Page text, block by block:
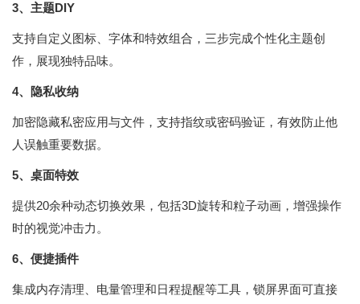
3、主题DIY
支持自定义图标、字体和特效组合，三步完成个性化主题创
作，展现独特品味。
4、隐私收纳
加密隐藏私密应用与文件，支持指纹或密码验证，有效防止他
人误触重要数据。
5、桌面特效
提供20余种动态切换效果，包括3D旋转和粒子动画，增强操作
时的视觉冲击力。
6、便捷插件
集成内存清理、电量管理和日程提醒等工具，锁屏界面可直接